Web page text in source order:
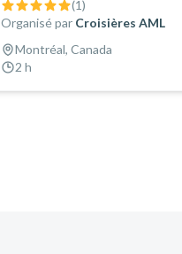
(1)
Organisé par Croisières AML
Montréal, Canada
2 h